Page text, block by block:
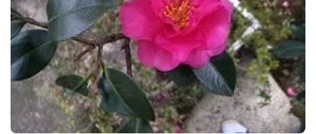
名古屋
ナナちゃん人形